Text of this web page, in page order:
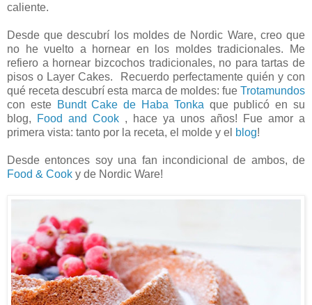
caliente.
Desde que descubrí los moldes de Nordic Ware, creo que
no he vuelto a hornear en los moldes tradicionales. Me
refiero a hornear bizcochos tradicionales, no para tartas de
pisos o Layer Cakes. Recuerdo perfectamente quién y con
qué receta descubrí esta marca de moldes: fue Trotamundos
con este Bundt Cake de Haba Tonka que publicó en su
blog,
Food and Cook , hace ya unos años! Fue amor a
primera vista: tanto por la receta, el molde y el blog!
Desde entonces soy una fan incondicional de ambos, de
Food & Cook y de Nordic Ware!